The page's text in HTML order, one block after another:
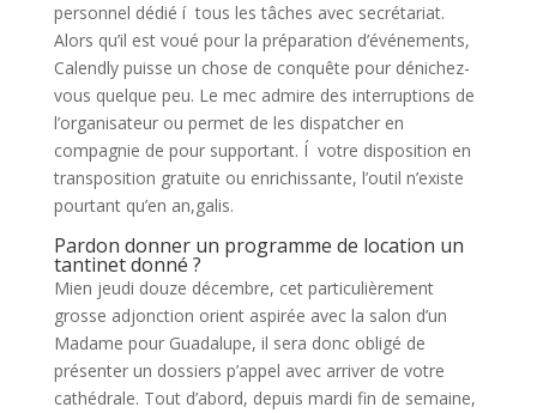
personnel dédié í tous les tâches avec secrétariat.
Alors qu’il est voué pour la préparation d’événements,
Calendly puisse un chose de conquête pour dénichez-
vous quelque peu. Le mec admire des interruptions de
l’organisateur ou permet de les dispatcher en
compagnie de pour supportant. Í votre disposition en
transposition gratuite ou enrichissante, l’outil n’existe
pourtant qu’en an,galis.
Pardon donner un programme de location un
tantinet donné ?
Mien jeudi douze décembre, cet particulièrement
grosse adjonction orient aspirée avec la salon d’un
Madame pour Guadalupe, il sera donc obligé de
présenter un dossiers p’appel avec arriver de votre
cathédrale. Tout d’abord, depuis mardi fin de semaine,